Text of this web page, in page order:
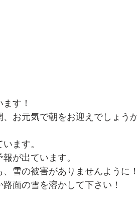
す！
お元気で朝をお迎えでしょうか
ます。
が出ています。
雪の被害がありませんように
面の雪を溶かして下さい！